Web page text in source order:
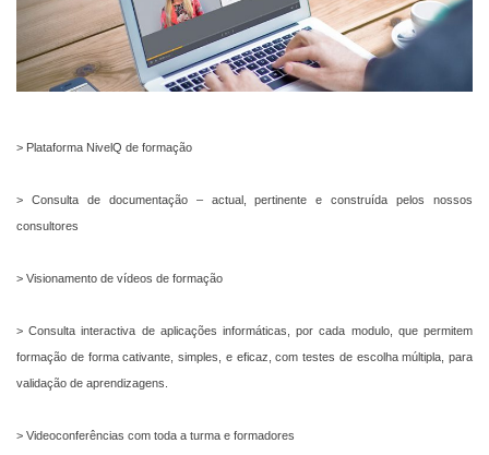
> Plataforma NivelQ de formação
> Consulta de documentação – actual, pertinente e construída pelos nossos
consultores
> Visionamento de vídeos de formação
> Consulta interactiva de aplicações informáticas, por cada modulo, que permitem
formação de forma cativante, simples, e eficaz, com testes de escolha múltipla, para
validação de aprendizagens.
> Videoconferências com toda a turma e formadores